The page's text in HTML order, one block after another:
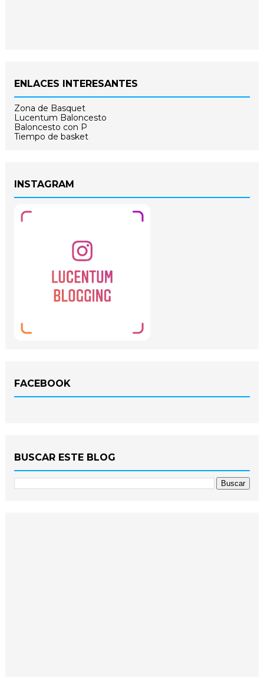
ENLACES INTERESANTES
Zona de Basquet
Lucentum Baloncesto
Baloncesto con P
Tiempo de basket
INSTAGRAM
FACEBOOK
BUSCAR ESTE BLOG